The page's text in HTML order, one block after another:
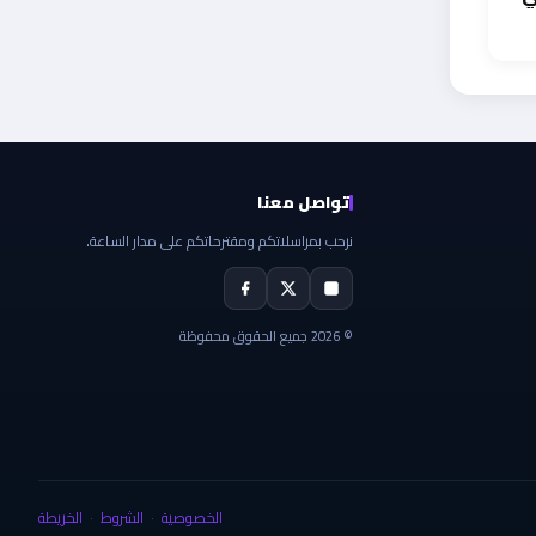
تواصل معنا
نرحب بمراسلاتكم ومقترحاتكم على مدار الساعة.
© 2026 جميع الحقوق محفوظة
الخصوصية · الشروط · الخريطة